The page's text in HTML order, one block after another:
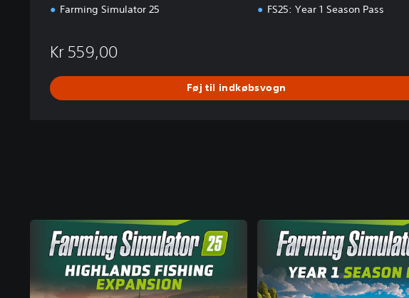
Farming Simulator 25 FS25: Year 1 Season Pass
Kr 559,00
Føj til indkøbsvogn